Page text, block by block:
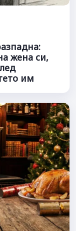
жена си,
им